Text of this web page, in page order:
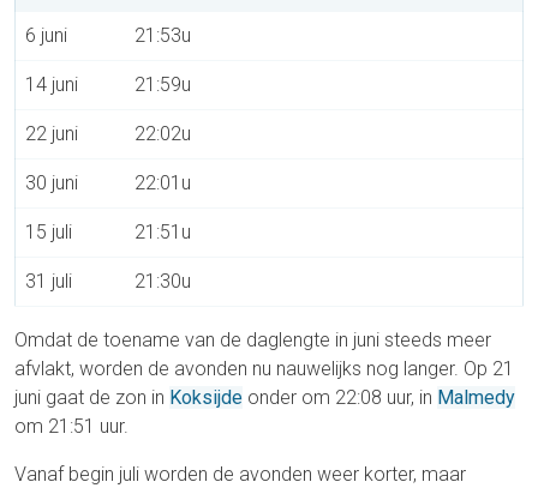
6 juni 21:53u
14 juni 21:59u
22 juni 22:02u
30 juni 22:01u
15 juli 21:51u
31 juli 21:30u
Omdat de toename van de daglengte in juni steeds meer
afvlakt, worden de avonden nu nauwelijks nog langer. Op 21
juni gaat de zon in Koksijde onder om 22:08 uur, in Malmedy
om 21:51 uur.
Vanaf begin juli worden de avonden weer korter, maar